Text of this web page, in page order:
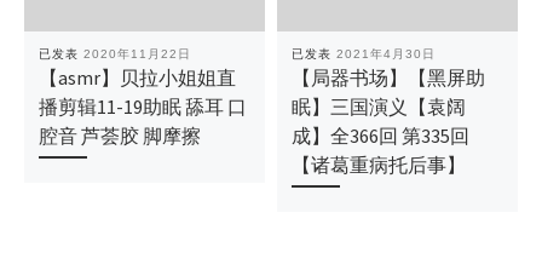
已发表 2020年11月22日
【asmr】贝拉小姐姐直
播剪辑11-19助眠 舔耳 口
腔音 芦荟胶 脚摩擦
已发表 2021年4月30日
【局器书场】【黑屏助
眠】三国演义【袁阔
成】全366回 第335回
【诸葛重病托后事】